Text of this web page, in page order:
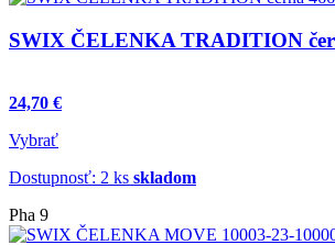
SWIX ČELENKA TRADITION
24,70 €
Vybrať
Dostupnosť: 2 ks skladom
Pha 9